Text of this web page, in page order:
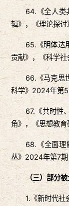
64.《全人类
辑》，《理论探
65.《明体达
贡献》，《科学
66.《马克思
科学》2024年第
67.《共时性
角》，《思想教
68.《全面理
丛》2024年第7期
（三）部分
1.《新时代社